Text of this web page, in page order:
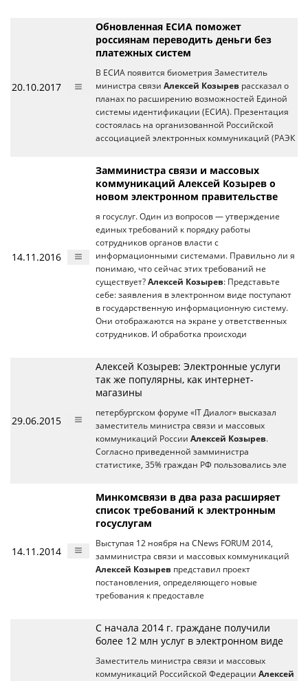
20.10.2017
Обновленная ЕСИА поможет
россиянам переводить деньги без
платежных систем
В ЕСИА появится биометрия Заместитель
министра связи Алексей Козырев рассказал о
планах по расширению возможностей Единой
системы идентификации (ЕСИА). Презентация
состоялась на организованной Российской
ассоциацией электронных коммуникаций (РАЭК
14.11.2016
Замминистра связи и массовых
коммуникаций Алексей Козырев о
новом электронном правительстве
я госуслуг. Один из вопросов — утверждение
единых требований к порядку работы
сотрудников органов власти с
информационными системами. Правильно ли я
понимаю, что сейчас этих требований не
существует? Алексей Козырев: Представьте
себе: заявления в электронном виде поступают
в государственную информационную систему.
Они отображаются на экране у ответственных
сотрудников. И обработка происходи
29.06.2015
Алексей Козырев: Электронные услуги
так же популярны, как интернет-
магазины
петербургском форуме «IT Диалог» высказал
заместитель министра связи и массовых
коммуникаций России Алексей Козырев.
Согласно приведенной замминистра
статистике, 35% граждан РФ пользовались эле
14.11.2014
Минкомсвязи в два раза расширяет
список требований к электронным
госуслугам
Выступая 12 ноября на CNews FORUM 2014,
замминистра связи и массовых коммуникаций
Алексей Козырев представил проект
постановления, определяющего новые
требования к предоставле
С начала 2014 г. граждане получили
более 12 млн услуг в электронном виде
Заместитель министра связи и массовых
коммуникаций Российской Федерации Алексей